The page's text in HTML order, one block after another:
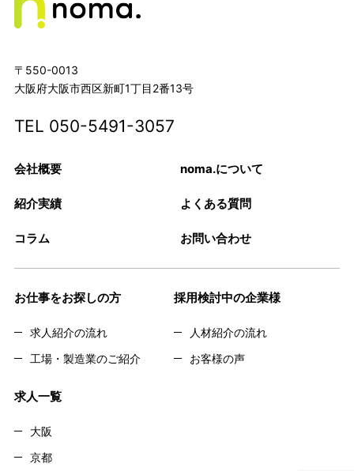
〒550-0013
大阪府大阪市西区新町1丁目2番13号
TEL 050-5491-3057
会社概要 noma.について
紹介実績 よくある質問
コラム お問い合わせ
お仕事をお探しの方
求人紹介の流れ
工場・製造業のご紹介
採用検討中の企業様
人材紹介の流れ
お客様の声
求人一覧
大阪
京都